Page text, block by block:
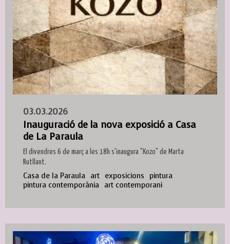
03.03.2026
Inauguració de la nova exposició a Casa
de La Paraula
El divendres 6 de març a les 18h s'inaugura "Kozo" de Marta
Rutllant.
Casa de la Paraula art exposicions pintura
pintura contemporània art contemporani